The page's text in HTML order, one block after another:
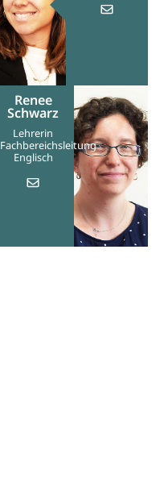
Renee
Schwarz
Lehrerin
Fachbereichsleitung
Englisch